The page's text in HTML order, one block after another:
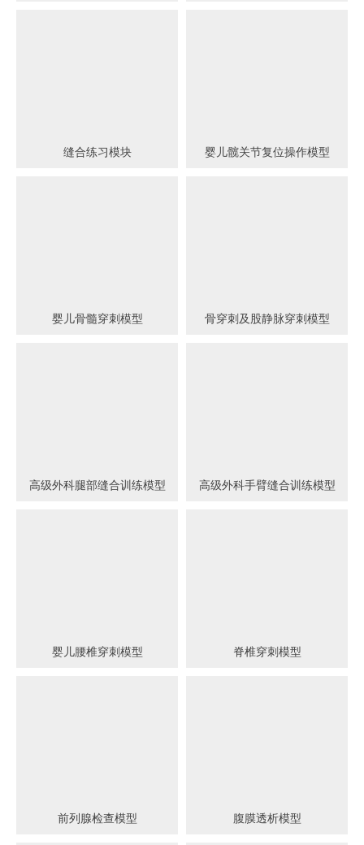
缝合练习模块 婴儿髋关节复位操作模型
婴儿骨髓穿刺模型 骨穿刺及股静脉穿刺模型
高级外科腿部缝合训练模型 高级外科手臂缝合训练模型
婴儿腰椎穿刺模型 脊椎穿刺模型
前列腺检查模型 腹膜透析模型